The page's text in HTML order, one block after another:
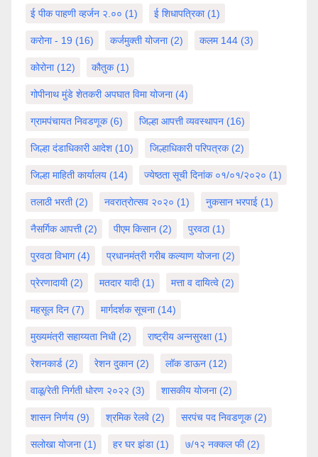
ई पीक पाहणी व्हर्जन २.०० (1) ई शिधापत्रिका(1)
करोना - 19 (16) कर्जमुक्ती योजना(2) कलम 144 (3)
कोरोना(12) कौतुक(1)
गोपीनाथ मुंडे शेतकरी अपघात विमा योजना(4)
ग्रामपंचायत निवडणूक(6) जिल्हा आपत्ती व्यवस्थापन (16)
जिल्हा दंडाधिकारी आदेश (10) जिल्हाधिकारी परिपत्रक(2)
जिल्हा माहिती कार्यालय (14) ज्येष्ठता सूची दिनांक ०१/०१/२०२० (1)
तलाठी भरती(2) नवरात्रोत्सव २०२० (1) नुकसान भरपाई (1)
नैसर्गिक आपत्ती(2) पीएम किसान (2) पुरवठा(1)
पुरवठा विभाग(4) प्रधानमंत्री गरीब कल्याण योजना(2)
प्रेरणादायी(2) मतदार यादी(1) मत्ता व दायित्वे (2)
महसूल दिन (7) मार्गदर्शक सूचना(14)
मुख्यमंत्री सहाय्यता निधी(2) राष्ट्रीय अन्नसुरक्षा(1)
रेशनकार्ड (2) रेशन दुकान (2) लॉक डाऊन (12)
वाळू/रेती निर्गती धोरण २०२२ (3) शासकीय योजना(2)
शासन निर्णय (9) श्रमिक रेलवे (2) सरपंच पद निवडणूक(2)
सलोखा योजना(1) हर घर झंडा(1) ७/१२ नक्कल फी(2)